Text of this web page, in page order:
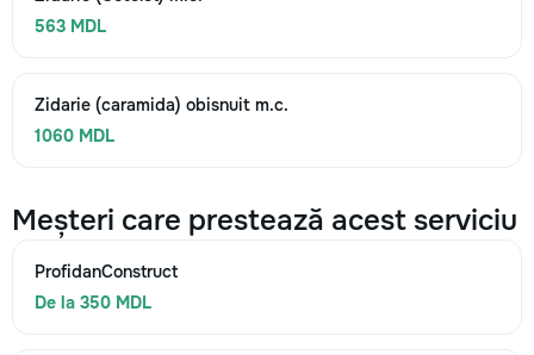
563 MDL
Zidarie (caramida) obisnuit m.c.
1060 MDL
Meșteri care prestează acest serviciu
ProfidanConstruct
De la 350 MDL